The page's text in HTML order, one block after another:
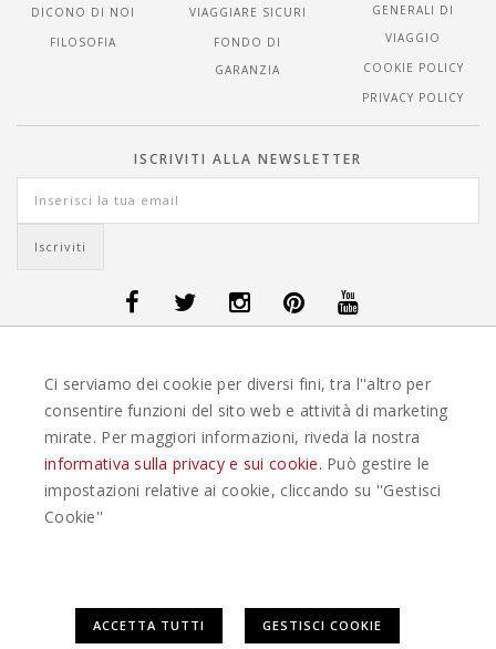
DICONO DI NOI
FILOSOFIA
VIAGGIARE SICURI
FONDO DI
GARANZIA
GENERALI DI
VIAGGIO
COOKIE POLICY
PRIVACY POLICY
ISCRIVITI ALLA NEWSLETTER
VIAGGI GUATEMALA -OFFERTE VIAGGI ISLANDA -OFFERTE VIAGGI
OFFERTE VIAGGI MAURITIUS OFFERTE VIAGGI MESSICO
OFFERTE VIAGGI NORVEGIA- OFFERTE VIAGGI PORTOGALLO-
OFFERTE VIAGGI SEYCHELLES-OFFERTE VIAGGI SPAGNA-OFFERTE
EASYWEEKS TOUR OPERATOR © 2026 COPYRIGHT EASYWEEK. TUTTI I DIRITTI
RISERVATI |
Ci serviamo dei cookie per diversi fini, tra l''altro per
consentire funzioni del sito web e attività di marketing
mirate. Per maggiori informazioni, riveda la nostra
informativa sulla privacy e sui cookie. Può gestire le
impostazioni relative ai cookie, cliccando su ''Gestisci
Cookie''
ACCETTA TUTTI GESTISCI COOKIE
Questo plugin utilizza cookie per raccogliere dati e cookie di
terze parti per migliorare l'esperienza utente. Per